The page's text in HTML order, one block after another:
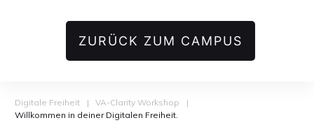
ZURÜCK ZUM CAMPUS
Digitale Freiheit | VA-Clarity Workshop
|
Willkommen in deiner Digitalen Freiheit.